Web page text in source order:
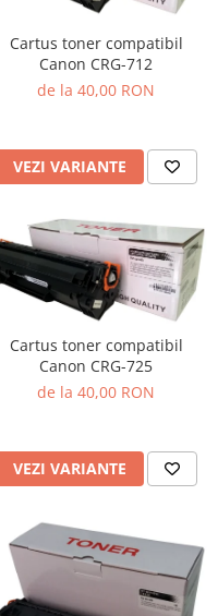
Cartus toner compatibil
Canon CRG-712
de la 40,00 RON
VEZI VARIANTE
Cartus toner compatibil
Canon CRG-725
de la 40,00 RON
VEZI VARIANTE